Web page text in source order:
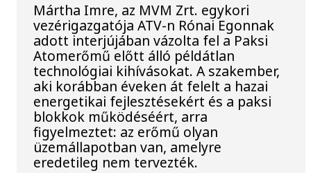
Mártha Imre, az MVM Zrt. egykori
vezérigazgatója ATV-n Rónai Egonnak
adott interjújában vázolta fel a Paksi
Atomerőmű előtt álló példátlan
technológiai kihívásokat. A szakember,
aki korábban éveken át felelt a hazai
energetikai fejlesztésekért és a paksi
blokkok működéséért, arra
figyelmeztet: az erőmű olyan
üzemállapotban van, amelyre
eredetileg nem tervezték.